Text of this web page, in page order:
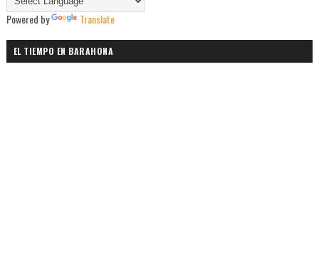
Powered by Translate
EL TIEMPO EN BARAHONA